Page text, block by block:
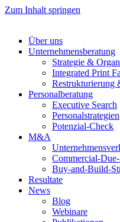
Zum Inhalt springen
Über uns
Unternehmensberatung
Strategie &
Integrated Print
Restrukturierung
Personalberatung
Executive Search
Personalstrategien
Potenzial-Check
M&A
Commercial-
Buy-and-Build-
Resultate
News
Blog
Webinare